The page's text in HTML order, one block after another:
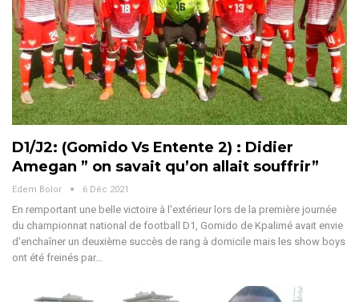
D1/J2: (Gomido Vs Entente 2) : Didier
Amegan ” on savait qu’on allait souffrir”
Edem Bolor 6 Déc 2021
En remportant une belle victoire à l'extérieur lors de la première journée
du championnat national de football D1, Gomido de Kpalimé avait envie
d'enchaîner un deuxième succès de rang à domicile mais les show boys
ont été freinés par…